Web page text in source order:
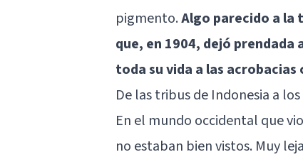
pigmento.Algo parecido a la
que, en 1904, dejó prendada
toda su vida a las acrobacias
De las tribus de Indonesia a
En el mundo occidental que
no estaban bien vistos. Muy